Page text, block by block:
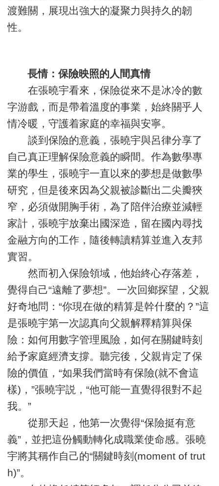
渡難關，展現出強大的凝聚力與持久的韌
性。
長情：保險映照的人間真情
在張曉宇看來，保險從來不是冰冷的數
字游戲，而是帶着溫度的事業，始終關乎人
情冷暖，守護着家庭的幸福與安寧。
談到保險的意義，張曉宇與呂律分享了
自己真正理解保險意義的瞬間。作為數學專
業的學生，張曉宇一直以來的夢想是做數學
研究，但是後來因為父親被診斷出二尖瓣狹
窄，必須做開胸手術，為了陪伴治療並減輕
家計，張曉宇放棄出國深造，留在國內尋找
金融方向的工作，隨後轉讀精算並進入友邦
實習。
然而初入保險領域，他始終心存落差，
覺得自己“遠離了夢想”。一次回鄉探望，父親
好奇地問：“你現在做的精算是幹什麼的？”這
是張曉宇第一次認真向父親解釋精算與保
險：如何用數字管理風險，如何在關鍵時刻
給予家庭經濟支撐。聽完後，父親肯定了保
險的價值，“如果我們當時有保險(就不會這
樣)，”張曉宇説，“他可能一直覺得很對不起
我。”
從那天起，他第一次覺得“保險挺有意
義”，並把這份觸動轉化成職業使命感。張曉
宇將其稱作自己的“關鍵時刻(moment of trut
h)”。